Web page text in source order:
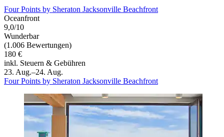
Four Points by Sheraton Jacksonville Beachfront
Oceanfront
9,0/10
Wunderbar
(1.006 Bewertungen)
180 €
inkl. Steuern & Gebühren
23. Aug.–24. Aug.
Four Points by Sheraton Jacksonville Beachfront